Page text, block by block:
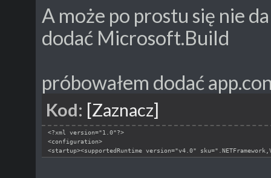
A może po prostu się nie
dodać Microsoft.Build
próbowałem dodać
Kod: [Zaznacz]
<?xml version="1.0"?>
<configuration>
<startup><supportedRuntime version="v4.0"